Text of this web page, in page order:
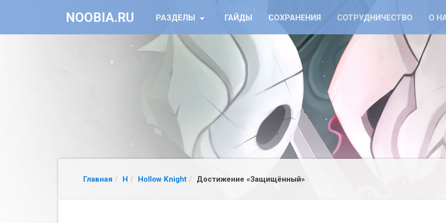
NOOBIA.RU РАЗДЕЛЫ ГАЙДЫ СОХРАНЕНИЯ СОТРУДНИЧЕСТВО О
Главная H Hollow Knight Достижение «Защищённый»